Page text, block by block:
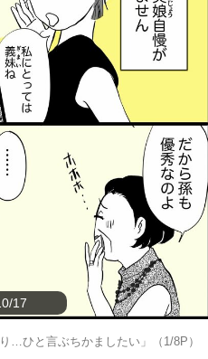
17
…ひと言ぶちかましたい」（1/8P）